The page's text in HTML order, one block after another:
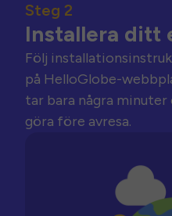
Steg 2
Installera ditt
Följ
på HelloGlobe-
tar bara några
göra före avresa.